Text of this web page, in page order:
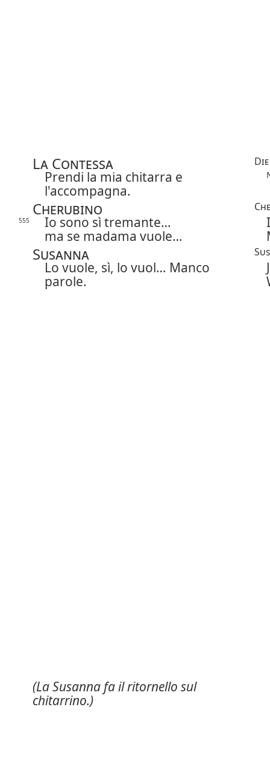
La Contessa
Prendi la mia chitarra e
l'accompagna.
Cherubino
555 Io sono sì tremante…
ma se madama vuole…
Susanna
Lo vuole, sì, lo vuol… Manco
parole.
(La Susanna fa il ritornello sul
chitarrino.)